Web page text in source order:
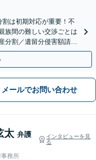
割は初期対応が重要！不
族間の難しい交渉ごとは
割／遺留分侵害額請求
8分】
メールでお問い合わせ
太 弁護
インタビューを見
る
務所